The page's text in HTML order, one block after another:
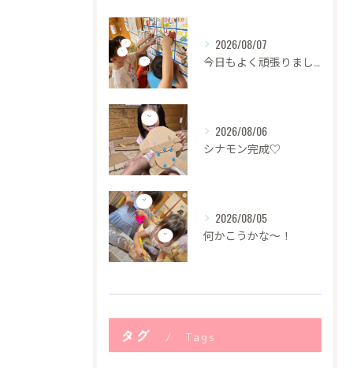
2026/08/07
2026/08/06
シナモン完成♡
2026/08/05
何かこうかな〜！
タグ Tags